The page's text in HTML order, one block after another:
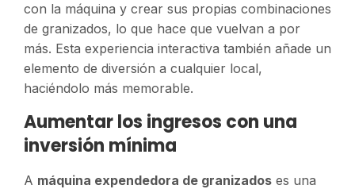
con la máquina y crear sus propias combinaciones
de granizados, lo que hace que vuelvan a por
más. Esta experiencia interactiva también añade un
elemento de diversión a cualquier local,
haciéndolo más memorable.
Aumentar los ingresos con una
inversión mínima
A máquina expendedora de granizados es una